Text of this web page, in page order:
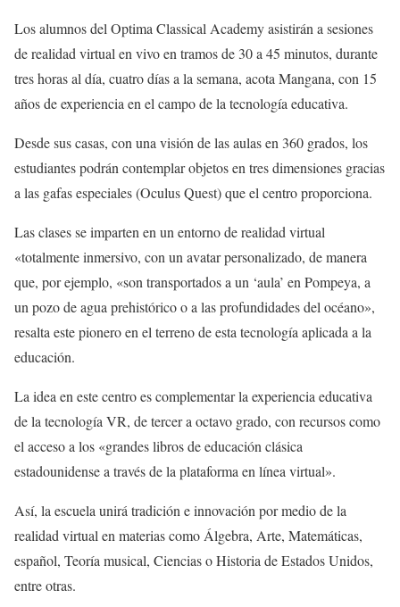
Los alumnos del Optima Classical Academy asistirán a sesiones
de realidad virtual en vivo en tramos de 30 a 45 minutos, durante
tres horas al día, cuatro días a la semana, acota Mangana, con 15
años de experiencia en el campo de la tecnología educativa.
Desde sus casas, con una visión de las aulas en 360 grados, los
estudiantes podrán contemplar objetos en tres dimensiones gracias
a las gafas especiales (Oculus Quest) que el centro proporciona.
Las clases se imparten en un entorno de realidad virtual
«totalmente inmersivo, con un avatar personalizado, de manera
que, por ejemplo, «son transportados a un ‘aula’ en Pompeya, a
un pozo de agua prehistórico o a las profundidades del océano»,
resalta este pionero en el terreno de esta tecnología aplicada a la
educación.
La idea en este centro es complementar la experiencia educativa
de la tecnología VR, de tercer a octavo grado, con recursos como
el acceso a los «grandes libros de educación clásica
estadounidense a través de la plataforma en línea virtual».
Así, la escuela unirá tradición e innovación por medio de la
realidad virtual en materias como Álgebra, Arte, Matemáticas,
español, Teoría musical, Ciencias o Historia de Estados Unidos,
entre otras.